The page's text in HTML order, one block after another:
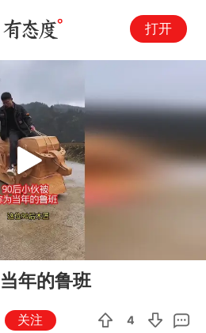
打开
Play
年的鲁班
关注 4